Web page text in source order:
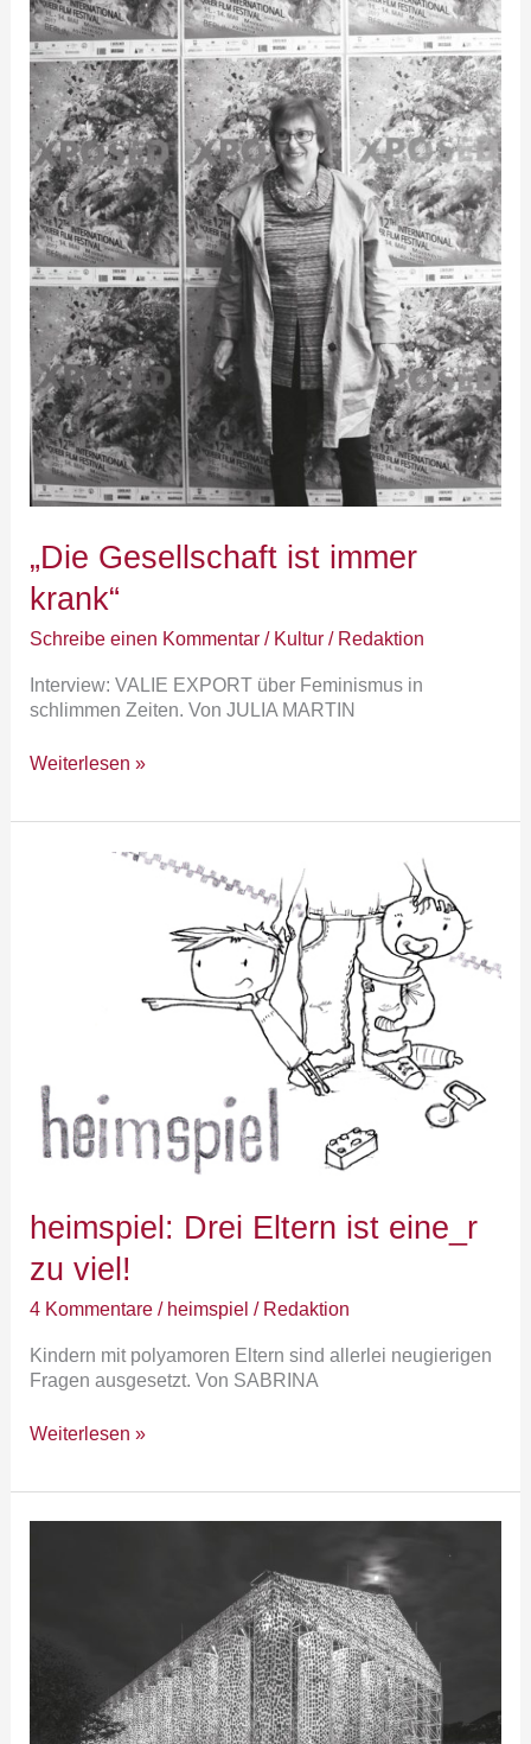
„Die Gesellschaft ist immer
krank“
Schreibe einen Kommentar / Kultur / Redaktion
Interview: VALIE EXPORT über Feminismus in
schlimmen Zeiten. Von JULIA MARTIN
Weiterlesen »
heimspiel: Drei Eltern ist eine_r
zu viel!
4 Kommentare / heimspiel / Redaktion
Kindern mit polyamoren Eltern sind allerlei neugierigen
Fragen ausgesetzt. Von SABRINA
Weiterlesen »